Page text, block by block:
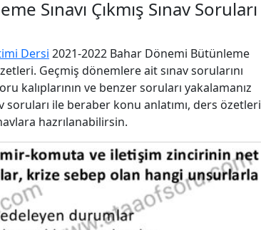
Sınavı Çıkmış Sınav Soruları
Dersi 2021-2022 Bahar Dönemi Bütünleme
Geçmiş dönemlere ait sınav sorularını
kalıplarının ve benzer soruları yakalamanız
soruları ile beraber konu anlatımı, ders özetleri
hazrılanabilirsin.